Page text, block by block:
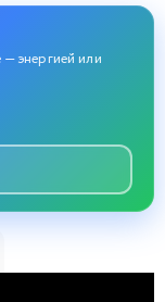
энергией или